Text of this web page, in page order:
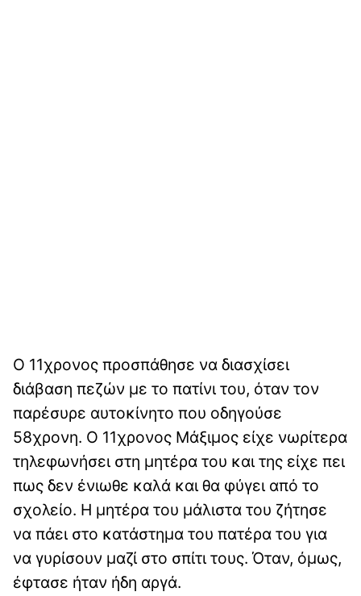
Ο 11χρονος προσπάθησε να διασχίσει
διάβαση πεζών με το πατίνι του, όταν τον
παρέσυρε αυτοκίνητο που οδηγούσε
58χρονη. Ο 11χρονος Μάξιμος είχε νωρίτερα
τηλεφωνήσει στη μητέρα του και της είχε πει
πως δεν ένιωθε καλά και θα φύγει από το
σχολείο. Η μητέρα του μάλιστα του ζήτησε
να πάει στο κατάστημα του πατέρα του για
να γυρίσουν μαζί στο σπίτι τους. Όταν, όμως,
έφτασε ήταν ήδη αργά.